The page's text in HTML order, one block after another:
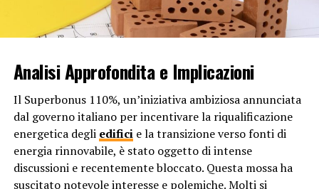
RELATED TOPICS:
UP NEXT
nelle pareti di una casa?
Perché le smart home sono diventate così popolari?
sfruttano il calore presente nell’ambiente esterno, i
costi di funzionamento sono generalmente inferiori
combustibili fossili come il gas naturale o il petrolio.
3. Versatilità
Un’altra caratteristica attraente delle pompe di calore è
la loro versatilità. Esistono diverse tipologie di pompe di
calore, tra cui quelle ad aria, ad acqua egeotermiche,
ciascuna con le proprie peculiarità e vantaggi. Questa
Analisi Approfondita e Implicazioni
Il Superbonus 110%, un’iniziativa ambiziosa annunciata
dal governo italiano per incentivare la riqualificazione
energetica degli edificie la transizione verso fonti di
energia rinnovabile, è stato oggetto di intense
discussioni e recentemente bloccato. Questa mossa ha
suscitato notevole interesse e polemiche. Molti si